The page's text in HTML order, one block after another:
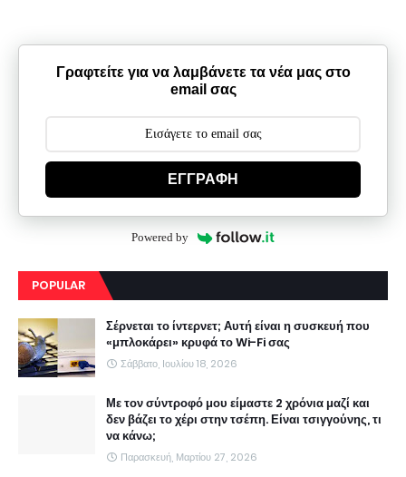
Γραφτείτε για να λαμβάνετε τα νέα μας στο
email σας
ΕΓΓΡΑΦΗ
Powered by
POPULAR
Σέρνεται το ίντερνετ; Αυτή είναι η συσκευή που
«μπλοκάρει» κρυφά το Wi-Fi σας
Σάββατο, Ιουλίου 18, 2026
Με τον σύντροφό μου είμαστε 2 χρόνια μαζί και
δεν βάζει το χέρι στην τσέπη. Είναι τσιγγούνης, τι
να κάνω;
Παρασκευή, Μαρτίου 27, 2026